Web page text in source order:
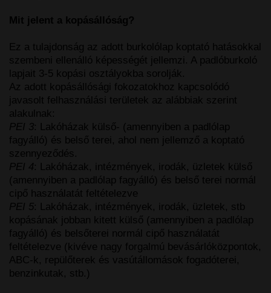
Mit jelent a kopásállóság?
Ez a tulajdonság az adott burkolólap koptató hatásokkal
szembeni ellenálló képességét jellemzi. A padlóburkoló
lapjait 3-5 kopási osztályokba sorolják.
Az adott kopásállósági fokozatokhoz kapcsolódó
javasolt felhasználási területek az alábbiak szerint
alakulnak:
PEI 3: Lakóházak külső- (amennyiben a padlólap
fagyálló) és belső terei, ahol nem jellemző a koptató
szennyeződés.
PEI 4: Lakóházak, intézmények, irodák, üzletek külső
(amennyiben a padlólap fagyálló) és belső terei normál
cipő használatát feltételezve
PEI 5: Lakóházak, intézmények, irodák, üzletek, stb
kopásának jobban kitett külső (amennyiben a padlólap
fagyálló) és belsőterei normál cipő használatát
feltételezve (kivéve nagy forgalmú bevásárlóközpontok,
ABC-k, repülőterek és vasútállomások fogadóterei,
benzinkutak, stb.)